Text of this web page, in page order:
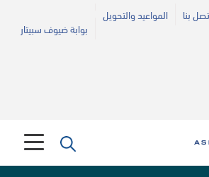
بنا
المواعيد والتحويل
بوابة ضيوف سبيتار